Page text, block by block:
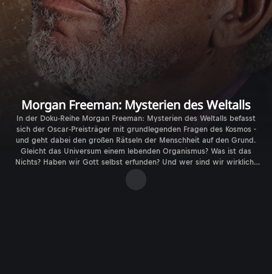
Morgan Freeman: Mysterien des Weltalls
In der Doku-Reihe Morgan Freeman: Mysterien des Weltalls befasst
sich der Oscar-Preisträger mit grundlegenden Fragen des Kosmos -
und geht dabei den großen Rätseln der Menschheit auf den Grund.
Gleicht das Universum einem lebenden Organismus? Was ist das
Nichts? Haben wir Gott selbst erfunden? Und wer sind wir wirklich?
Zusammen mit Experten aus Astrophysik, Astrobiologie und
Philosophie findet Morgan Freeman teils verblüffende Antworten auf